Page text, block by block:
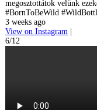
megosztottátok velünk
#BornToBeWild
3 weeks ago
View on Instagram |
6/12